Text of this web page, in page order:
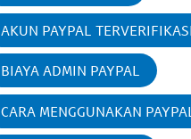
AKUN PAYPAL TERVERIFIKASI
BIAYA ADMIN PAYPAL
CARA MENGGUNAKAN PAYPAL